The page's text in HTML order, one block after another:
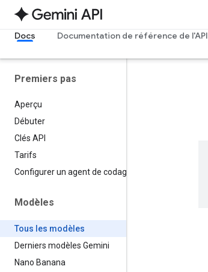
Docs Documentation de référence de l'API
Premiers pas
Aperçu
Débuter
Clés API
Tarifs
Configurer un agent de codage
Modèles
Tous les modèles
Derniers modèles Gemini
Nano Banana